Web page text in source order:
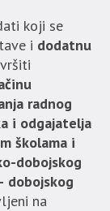
koji se
i dodatnu
radnog
i odgajatelja
školama i
dobojskog
dobojskog
na